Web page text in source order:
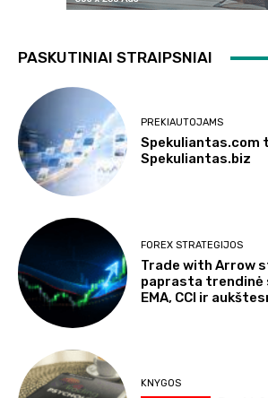
PASKUTINIAI STRAIPSNIAI
PREKIAUTOJAMS
Spekuliantas.com
Spekuliantas.biz
FOREX STRATEGIJOS
Trade with Arrow
paprasta trendinė
EMA, CCI ir
KNYGOS